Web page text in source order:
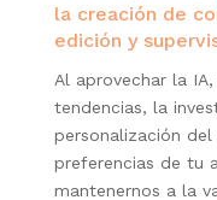
la creación de
edición y
Al aprovechar la
tendencias, la
personalización
preferencias de tu
mantenernos a la